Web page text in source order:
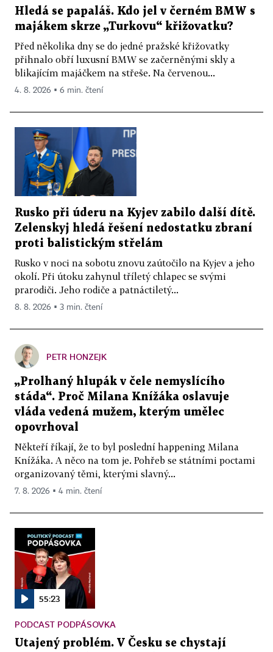
Hledá se papaláš. Kdo jel v černém BMW s
majákem skrze „Turkovu“ křižovatku?
Před několika dny se do jedné pražské křižovatky
přihnalo obří luxusní BMW se začerněnými skly a
blikajícím majáčkem na střeše. Na červenou...
4. 8. 2026 ▪ 6 min. čtení
Rusko při úderu na Kyjev zabilo další dítě.
Zelenskyj hledá řešení nedostatku zbraní
proti balistickým střelám
Rusko v noci na sobotu znovu zaútočilo na Kyjev a jeho
okolí. Při útoku zahynul tříletý chlapec se svými
prarodiči. Jeho rodiče a patnáctiletý...
8. 8. 2026 ▪ 3 min. čtení
PETR HONZEJK
„Prolhaný hlupák v čele nemyslícího
stáda“. Proč Milana Knížáka oslavuje
vláda vedená mužem, kterým umělec
opovrhoval
Někteří říkají, že to byl poslední happening Milana
Knížáka. A něco na tom je. Pohřeb se státními poctami
organizovaný těmi, kterými slavný...
7. 8. 2026 ▪ 4 min. čtení
55:23
PODCAST PODPÁSOVKA
Utajený problém. V Česku se chystají